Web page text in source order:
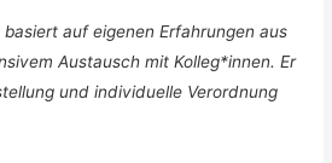
basiert auf eigenen Erfahrungen aus
Austausch mit Kolleg*innen. Er
und individuelle Verordnung